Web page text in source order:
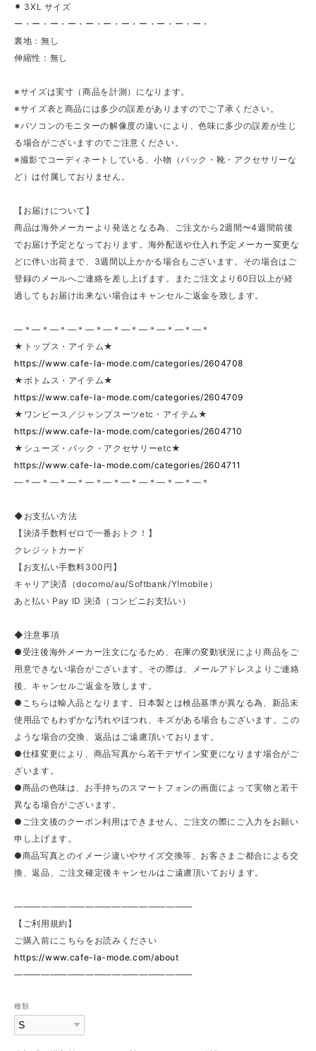
⚫︎ 3XL サイズ
ー・ー・ー・ー・ー・ー・ー・ー・ー・ー・ー・
裏地：無し
伸縮性：無し
※サイズは実寸（商品を計測）になります。
※サイズ表と商品には多少の誤差がありますのでご了承ください。
※パソコンのモニターの解像度の違いにより、色味に多少の誤差が生じ
る場合がございますのでご注意ください。
※撮影でコーディネートしている、小物（バック・靴・アクセサリーな
ど）は付属しておりません。
【お届けについて】
商品は海外メーカーより発送となる為、ご注文から2週間〜4週間前後
でお届け予定となっております。海外配送や仕入れ予定メーカー変更な
どに伴い出荷まで、3週間以上かかる場合もございます。その場合はご
登録のメールへご連絡を差し上げます。またご注文より60日以上が経
過してもお届け出来ない場合はキャンセルご返金を致します。
—＊—＊—＊—＊—＊—＊—＊—＊—＊—＊—＊
★トップス・アイテム★
https://www.cafe-la-mode.com/categories/2604708
★ボトムス・アイテム★
https://www.cafe-la-mode.com/categories/2604709
★ワンピース／ジャンプスーツetc・アイテム★
https://www.cafe-la-mode.com/categories/2604710
★シューズ・バック・アクセサリーetc★
https://www.cafe-la-mode.com/categories/2604711
—＊—＊—＊—＊—＊—＊—＊—＊—＊—＊—＊
◆お支払い方法
【決済手数料ゼロで一番おトク！】
クレジットカード
【お支払い手数料300円】
キャリア決済（docomo/au/Softbank/Y!mobile）
あと払い Pay ID 決済（コンビニお支払い）
◆注意事項
●受注後海外メーカー注文になるため、在庫の変動状況により商品をご
用意できない場合がございます。その際は、メールアドレスよりご連絡
後、キャンセルご返金を致します。
●こちらは輸入品となります。日本製とは検品基準が異なる為、新品未
使用品でもわずかな汚れやほつれ、キズがある場合もございます。この
ような場合の交換、返品はご遠慮頂いております。
●仕様変更により、商品写真から若干デザイン変更になります場合がご
ざいます。
●商品の色味は、お手持ちのスマートフォンの画面によって実物と若干
異なる場合がございます。
●ご注文後のクーポン利用はできません。ご注文の際にご入力をお願い
申し上げます。
●商品写真とのイメージ違いやサイズ交換等、お客さまご都合による交
換、返品、ご注文確定後キャンセルはご遠慮頂いております。
————————————————————
【ご利用規約】
ご購入前にこちらをお読みください
https://www.cafe-la-mode.com/about
————————————————————
種類